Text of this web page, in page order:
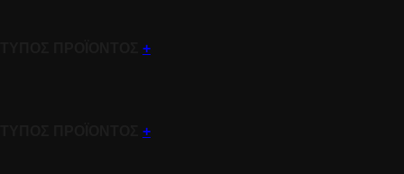
+
+